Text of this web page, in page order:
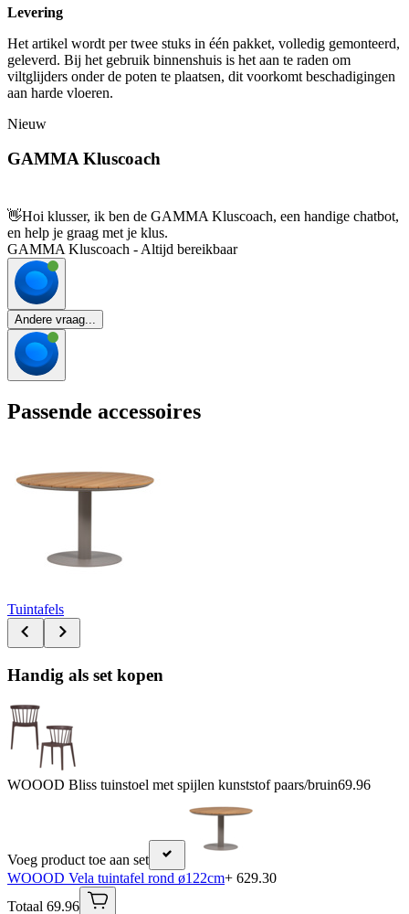
Levering
Het artikel wordt per twee stuks in één pakket, volledig gemonteerd,
geleverd. Bij het gebruik binnenshuis is het aan te raden om
viltglijders onder de poten te plaatsen, dit voorkomt beschadigingen
aan harde vloeren.
Nieuw
GAMMA Kluscoach
👋Hoi klusser, ik ben de GAMMA Kluscoach, een handige chatbot,
en help je graag met je klus.
GAMMA Kluscoach - Altijd bereikbaar
Andere vraag...
Passende accessoires
Tuintafels
Handig als set kopen
WOOOD Bliss tuinstoel met spijlen kunststof paars/bruin69.96
Voeg product toe aan set
WOOOD Vela tuintafel rond ø122cm+ 629.30
Totaal 69.96